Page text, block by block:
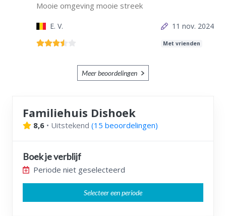
Mooie omgeving mooie streek
E. V. 11 nov. 2024
Met vrienden
Meer beoordelingen
Familiehuis Dishoek
8,6 • Uitstekend (15 beoordelingen)
Boek je verblijf
Periode niet geselecteerd
Selecteer een periode